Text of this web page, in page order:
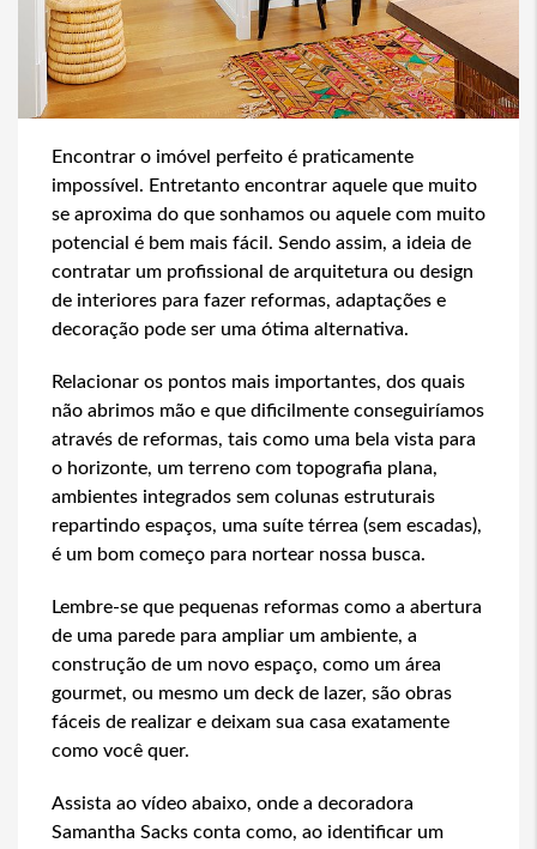
Encontrar o imóvel perfeito é praticamente
impossível. Entretanto encontrar aquele que muito
se aproxima do que sonhamos ou aquele com muito
potencial é bem mais fácil. Sendo assim, a ideia de
contratar um profissional de arquitetura ou design
de interiores para fazer reformas, adaptações e
decoração pode ser uma ótima alternativa.
Relacionar os pontos mais importantes, dos quais
não abrimos mão e que dificilmente conseguiríamos
através de reformas, tais como uma bela vista para
o horizonte, um terreno com topografia plana,
ambientes integrados sem colunas estruturais
repartindo espaços, uma suíte térrea (sem escadas),
é um bom começo para nortear nossa busca.
Lembre-se que pequenas reformas como a abertura
de uma parede para ampliar um ambiente, a
construção de um novo espaço, como um área
gourmet, ou mesmo um deck de lazer, são obras
fáceis de realizar e deixam sua casa exatamente
como você quer.
Assista ao vídeo abaixo, onde a decoradora
Samantha Sacks conta como, ao identificar um